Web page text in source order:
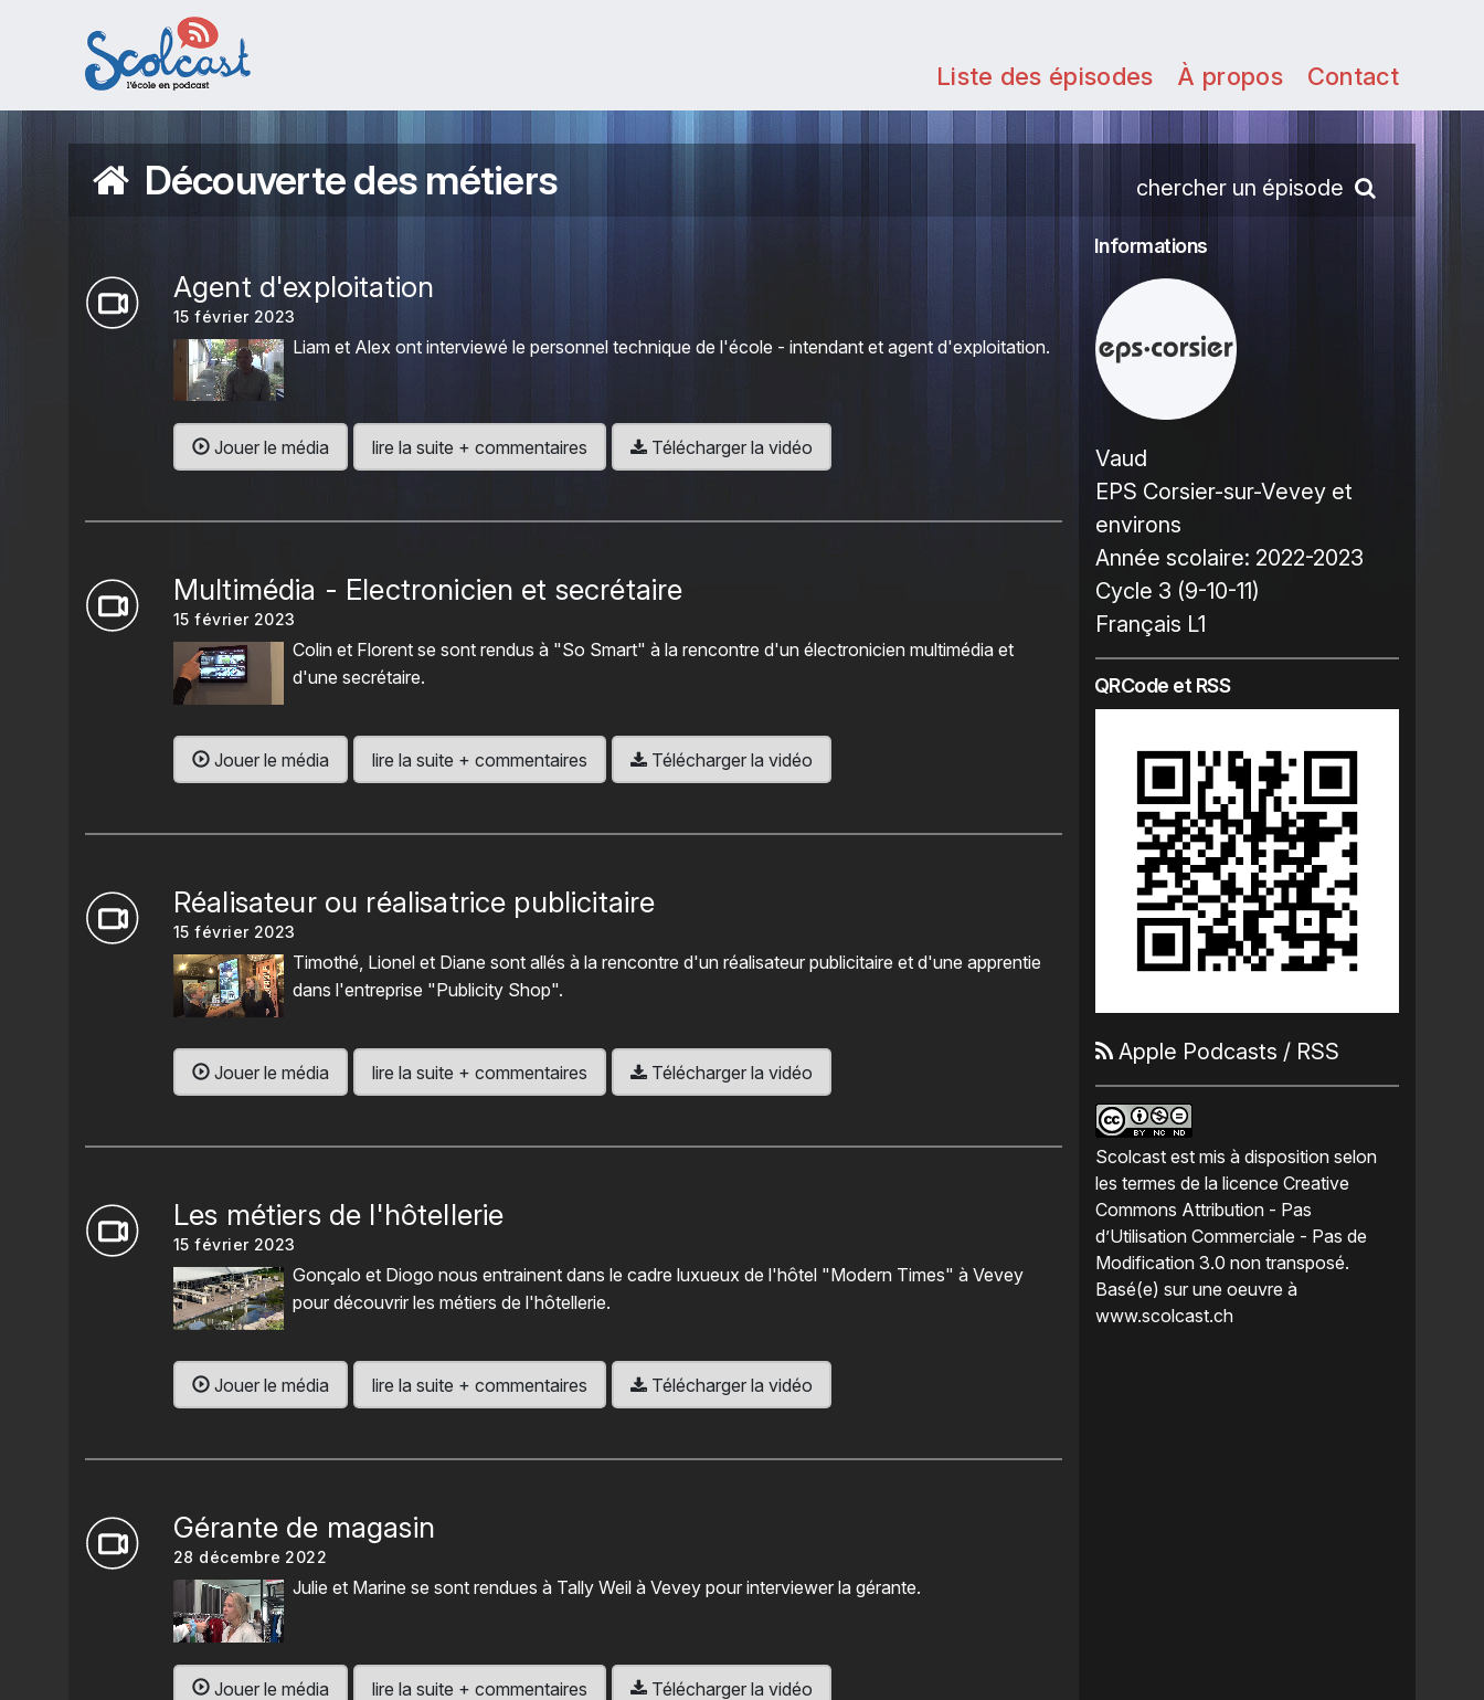
Aller au contenu principal
Liste des épisodes À propos Contact
Découverte des métiers chercher un épisode
Agent d'exploitation
15 février 2023
Liam et Alex ont interviewé le personnel technique de l'école - intendant et agent d'exploitation.
Jouer le média lire la suite + commentaires Télécharger la vidéo
Multimédia - Electronicien et secrétaire
15 février 2023
Colin et Florent se sont rendus à "So Smart" à la rencontre d'un électronicien multimédia et
d'une secrétaire.
Jouer le média lire la suite + commentaires Télécharger la vidéo
Réalisateur ou réalisatrice publicitaire
15 février 2023
Timothé, Lionel et Diane sont allés à la rencontre d'un réalisateur publicitaire et d'une apprentie
dans l'entreprise "Publicity Shop".
Jouer le média lire la suite + commentaires Télécharger la vidéo
Les métiers de l'hôtellerie
15 février 2023
Gonçalo et Diogo nous entrainent dans le cadre luxueux de l'hôtel "Modern Times" à Vevey
pour découvrir les métiers de l'hôtellerie.
Jouer le média lire la suite + commentaires Télécharger la vidéo
Gérante de magasin
28 décembre 2022
Julie et Marine se sont rendues à Tally Weil à Vevey pour interviewer la gérante.
Jouer le média lire la suite + commentaires Télécharger la vidéo
Informations
Vaud
EPS Corsier-sur-Vevey et
environs
Année scolaire: 2022-2023
Cycle 3 (9-10-11)
Français L1
QRCode et RSS
Apple Podcasts / RSS
Scolcast est mis à disposition selon
les termes de la licence Creative
Commons Attribution - Pas
d’Utilisation Commerciale - Pas de
Modification 3.0 non transposé.
Basé(e) sur une oeuvre à
www.scolcast.ch